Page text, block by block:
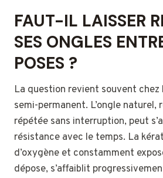
FAUT-IL LAISSER
SES ONGLES
POSES ?
La question revient souvent chez
semi-permanent. L’ongle
répétée sans interruption, peut
résistance avec le temps. La
d’oxygène et constamment
dépose, s’affaiblit